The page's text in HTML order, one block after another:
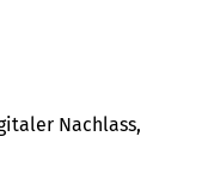
Nach­lass,